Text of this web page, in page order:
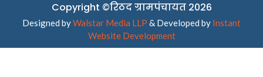
Copyright ©रिठद ग्रामपंचायत 2026
Designed byWalstar Media LLP & Developed by Instant
Website Development